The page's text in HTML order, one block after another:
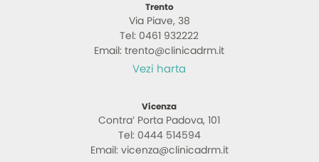
Trento
Via Piave, 38
Tel: 0461 932222
Email: trento@clinicadrm.it
Vezi harta
Vicenza
Contra’ Porta Padova, 101
Tel: 0444 514594
Email: vicenza@clinicadrm.it